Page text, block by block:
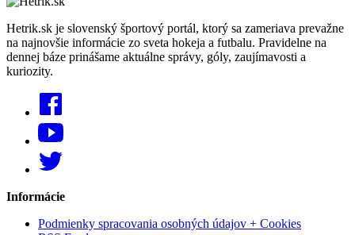
Hetrik.sk je slovenský športový portál, ktorý sa zameriava prevažne
na najnovšie informácie zo sveta hokeja a futbalu. Pravidelne na
dennej báze prinášame aktuálne správy, góly, zaujímavosti a
kuriozity.
Informácie
Podmienky spracovania osobných údajov + Cookies